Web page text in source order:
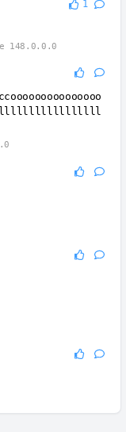
1
148.0.0.0